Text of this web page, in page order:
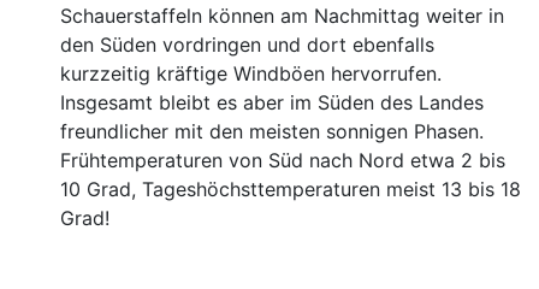
Schauerstaffeln können am Nachmittag weiter in
den Süden vordringen und dort ebenfalls
kurzzeitig kräftige Windböen hervorrufen.
Insgesamt bleibt es aber im Süden des Landes
freundlicher mit den meisten sonnigen Phasen.
Frühtemperaturen von Süd nach Nord etwa 2 bis
10 Grad, Tageshöchsttemperaturen meist 13 bis 18
Grad!